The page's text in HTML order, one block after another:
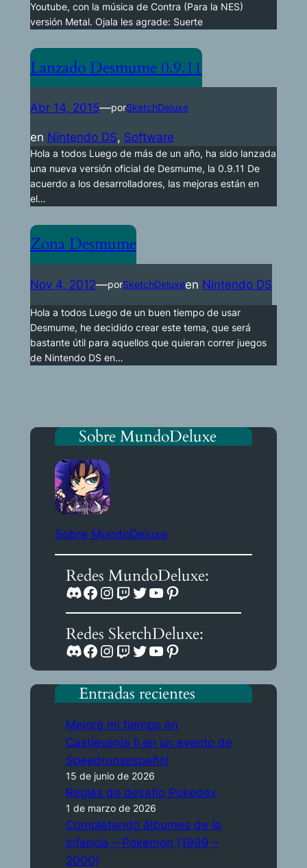
Youtube, con la música de Contra (Para la NES)
versión Metal. Ojala les agrade: Suerte
Lanzado Desmume 0.9.11
Abr 14, 2015—porSketchDeluxe
en Nintendo DS, Software
Hola a todos Luego de más de un año, ha sido lanzada
una nueva versión oficial de Desmume, la 0.9.11 De
acuerdo a los desarrolladores, las mejoras están en
el…
Zona Desmume
Nov 4, 2012—porSketchDeluxeen Nintendo DS
Hola a todos Luego de un buen tiempo de usar
Desmume, he decidido crear este tema, que será
bastante útil para aquellos que quieran correr juegos
de Nintendo DS en…
Sobre MundoDeluxe
Sobre MundoDeluxe
Redes MundoDeluxe:
Discord Facebook Instagram Twitch Twitter YouTube Pinterest
Redes SketchDeluxe:
Discord Facebook Instagram Twitch Twitter YouTube Pinterest
Entradas recientes
Mejoré mi tiempo en
Castlevania II en un evento de
Speedrunsespañol
15 de junio de 2026
Reglas de desafío Pokedex
1 de marzo de 2026
Completando álbumes de la
infancia – Pokemon (1999 –
2000)